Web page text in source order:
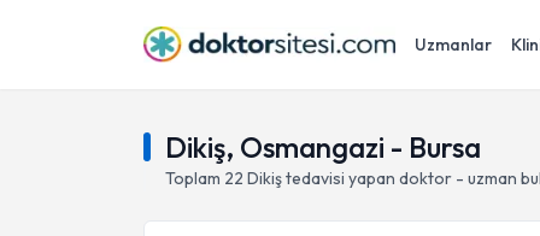
Uzmanlar
Dikiş, Osmangazi - Bursa
Toplam 22 Dikiştedavisi yapan doktor - uzman